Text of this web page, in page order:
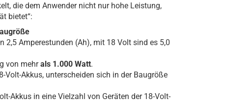
die dem Anwender nicht nur hohe Leistung,
bietet“:
Amperestunden (Ah), mit 18 Volt sind es 5,0
von mehrals 1.000 Watt.
Volt-Akkus, unterscheiden sich in der Baugröße
Akkus in eine Vielzahl von Geräten der 18-Volt-